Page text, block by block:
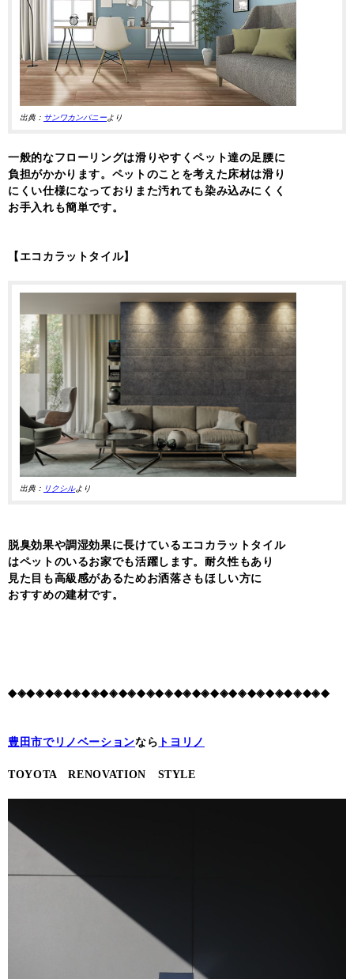
出典： サンワカンパニーより
一般的なフローリングは滑りやすくペット達の足腰に
負担がかかります。ペットのことを考えた床材は滑り
にくい仕様になっておりまた汚れても染み込みにくく
お手入れも簡単です。
【エコカラットタイル】
出典： リクシルより
脱臭効果や調湿効果に長けているエコカラットタイル
はペットのいるお家でも活躍します。耐久性もあり
見た目も高級感があるためお洒落さもほしい方に
おすすめの建材です。
◆◈◆◈◆◈◆◈◆◈◆◈◆◈◆◈◆◈◆◈◆◈◆◈◆◈◆◈◆◈◆◈◆◈◆
豊田市でリノベーションなら トヨリノ
TOYOTA RENOVATION STYLE